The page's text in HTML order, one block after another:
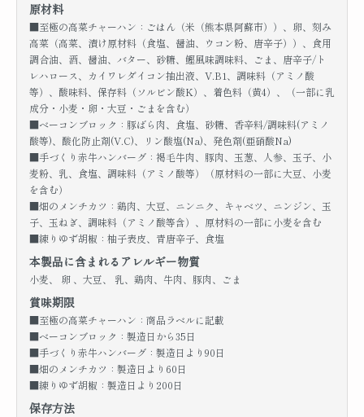
原材料
■至極の高菜チャーハン：ごはん（米（熊本県阿蘇市））、卵、刻み
高菜（高菜、漬け原材料（食塩、醤油、ウコン粉、唐辛子））、食用
調合油、酒、醤油、バター、砂糖、鰹風味調味料、ごま、唐辛子/ト
レハロース、カイワレダイコン抽出液、V.B1、調味料（アミノ酸
等）、酸味料、保存料（ソルビン酸K）、着色料（黄4）、（一部に乳
成分・小麦・卵・大豆・ごまを含む）
■ベーコンブロック：豚ばら肉、食塩、砂糖、香辛料/調味料(アミノ
酸等)、酸化防止剤(V.C)、リン酸塩(Na)、発色剤(亜硝酸Na)
■手づくり赤牛ハンバーグ：褐毛牛肉、豚肉、玉葱、人参、玉子、小
麦粉、乳、食塩、調味料（アミノ酸等）（原材料の一部に大豆、小麦
を含む）
■畑のメンチカツ：鶏肉、大豆、ニンニク、キャベツ、ニンジン、玉
子、玉ねぎ、調味料（アミノ酸等含）、原材料の一部に小麦を含む
■練りゆず胡椒：柚子表皮、青唐辛子、食塩
本製品に含まれるアレルギー物質
小麦、 卵 、大豆、 乳、鶏肉、牛肉、豚肉、ごま
賞味期限
■至極の高菜チャーハン：商品ラベルに記載
■ベーコンブロック：製造日から35日
■手づくり赤牛ハンバーグ：製造日より90日
■畑のメンチカツ：製造日より60日
■練りゆず胡椒：製造日より200日
保存方法